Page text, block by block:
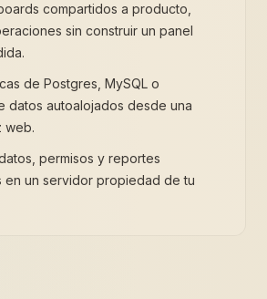
compartidos a producto,
sin construir un panel
de Postgres, MySQL o
datos autoalojados desde una
web.
permisos y reportes
en un servidor propiedad de tu